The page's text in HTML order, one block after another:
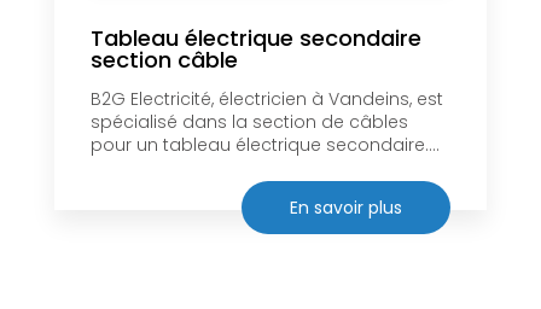
Tableau électrique secondaire
section câble
B2G Electricité, électricien à Vandeins, est
spécialisé dans la section de câbles
pour un tableau électrique secondaire....
En savoir plus